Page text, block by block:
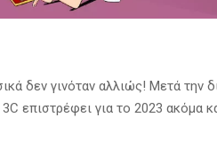
δεν γινόταν αλλιώς! Μετά την
επιστρέφει για το 2023 ακόμα